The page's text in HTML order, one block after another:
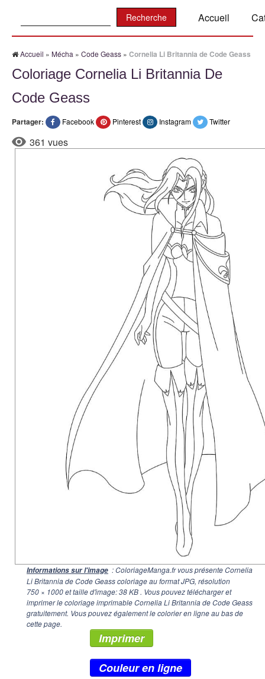
Accueil
Accueil » Mécha » Code Geass » Cornelia Li Britannia de Code Geass
Coloriage Cornelia Li Britannia De
Code Geass
Partager: Facebook Pinterest Instagram Twitter
361 vues
Informations sur l'image : ColoriageManga.fr vous présente Cornelia
Li Britannia de Code Geass coloriage au format JPG, résolution
750 × 1000et taille d'image: 38 KB . Vous pouvez télécharger et
imprimer le coloriage imprimable Cornelia Li Britannia de Code Geass
gratuitement. Vous pouvez également le colorier en ligne au bas de
cette page.
Imprimer
Couleur en ligne